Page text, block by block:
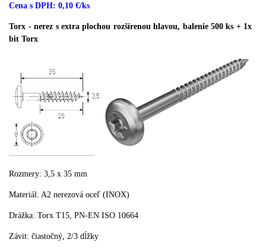
Cena s DPH: 0,10 €/ks
Torx - nerez s extra plochou rozšírenou hlavou, balenie 500 ks + 1x
bit Torx
Rozmery: 3,5 x 35 mm
Materiál: A2 nerezová oceľ (INOX)
Drážka: Torx T15, PN-EN ISO 10664
Závit: čiastočný, 2/3 dĺžky